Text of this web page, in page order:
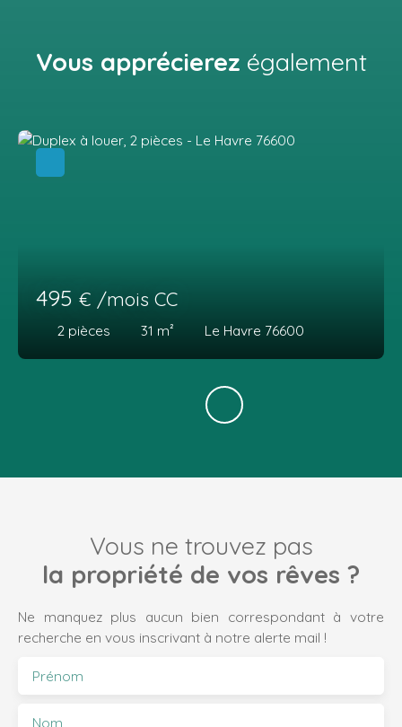
Vous apprécierez également
495 € /mois CC
2 pièces 31 m² Le Havre 76600
Vous ne trouvez pas
la propriété de vos rêves ?
Ne manquez plus aucun bien correspondant à votre
recherche en vous inscrivant à notre alerte mail !
Prénom
Nom